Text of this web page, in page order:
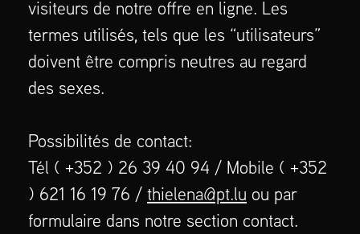
visiteurs de notre offre en ligne. Les
termes utilisés, tels que les “utilisateurs”
doivent être compris neutres au regard
des sexes.
Possibilités de contact:
Tél ( +352 ) 26 39 40 94 / Mobile ( +352
) 621 16 19 76 /thielena@pt.lu ou par
formulaire dans notre section contact.